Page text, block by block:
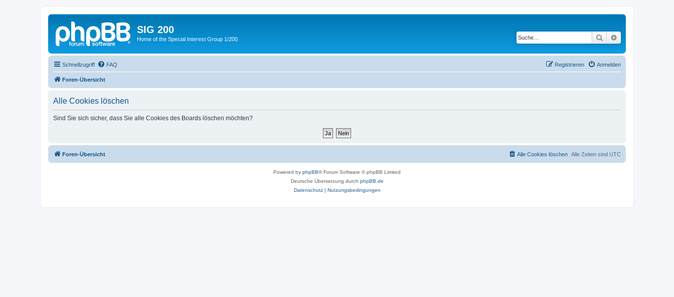
SIG 200
Home of the Special Interest Group 1/200 Suche
Schnellzugriff FAQ Anmelden
Registrieren
Foren-Übersicht
Alle Cookies löschen
Sind Sie sich sicher, dass Sie alle Cookies des Boards löschen möchten?
Foren-Übersicht Alle Zeiten sind UTC
Alle Cookies löschen
Powered by phpBB® Forum Software © phpBB Limited
Deutsche Übersetzung durch phpBB.de
Datenschutz| Nutzungsbedingungen